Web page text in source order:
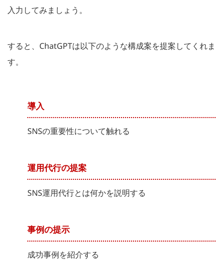
入力してみましょう。
すると、ChatGPTは以下のような構成案を提案してくれま
す。
導入
SNSの重要性について触れる
運用代行の提案
SNS運用代行とは何かを説明する
事例の提示
成功事例を紹介する